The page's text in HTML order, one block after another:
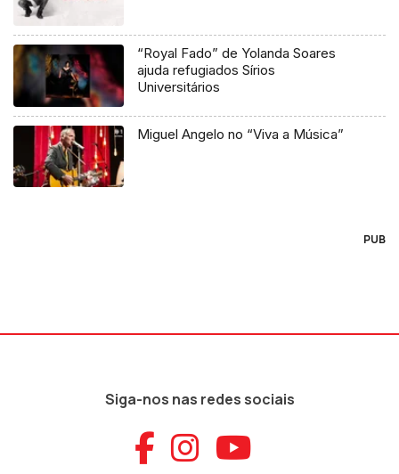
“Royal Fado” de Yolanda Soares
ajuda refugiados Sírios
Universitários
Miguel Angelo no “Viva a Música”
PUB
Siga-nos nas redes sociais
Aceder ao
Aceder ao
Aceder